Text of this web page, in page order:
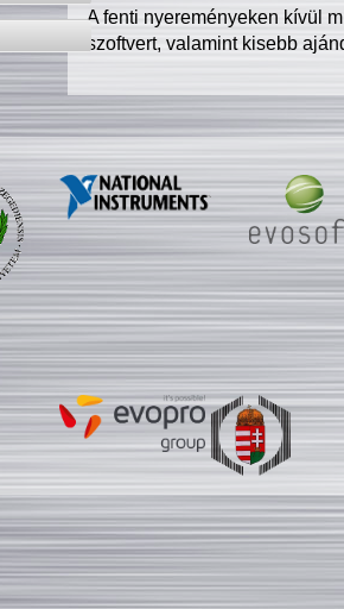
A fenti nyereményeken kívül
szoftvert, valamint kisebb